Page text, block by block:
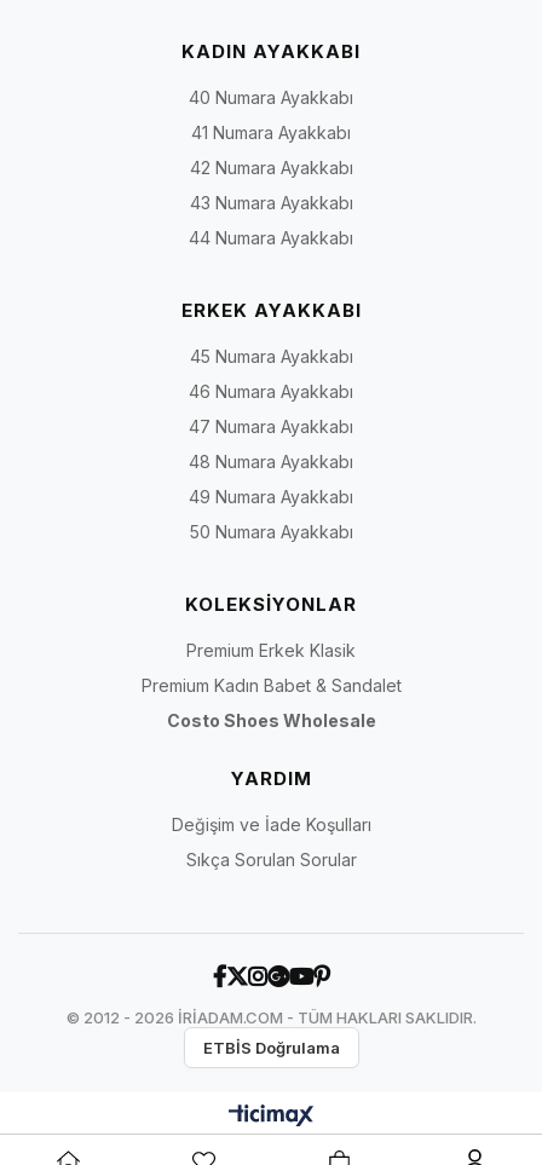
KADIN AYAKKABI
40 Numara Ayakkabı
41 Numara Ayakkabı
42 Numara Ayakkabı
43 Numara Ayakkabı
44 Numara Ayakkabı
ERKEK AYAKKABI
45 Numara Ayakkabı
46 Numara Ayakkabı
47 Numara Ayakkabı
48 Numara Ayakkabı
49 Numara Ayakkabı
50 Numara Ayakkabı
KOLEKSİYONLAR
Premium Erkek Klasik
Premium Kadın Babet & Sandalet
Costo Shoes Wholesale
YARDIM
Değişim ve İade Koşulları
Sıkça Sorulan Sorular
© 2012 - 2026 İRİADAM.COM - TÜM HAKLARI SAKLIDIR.
ETBİS Doğrulama